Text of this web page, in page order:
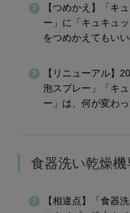
【つめかえ】「キ
ー」に「キュキュ
をつめかえてもいい
【リニューアル】
泡スプレー」「キ
ー」は、何が変わ
食器洗い乾燥
【相違点】「食器